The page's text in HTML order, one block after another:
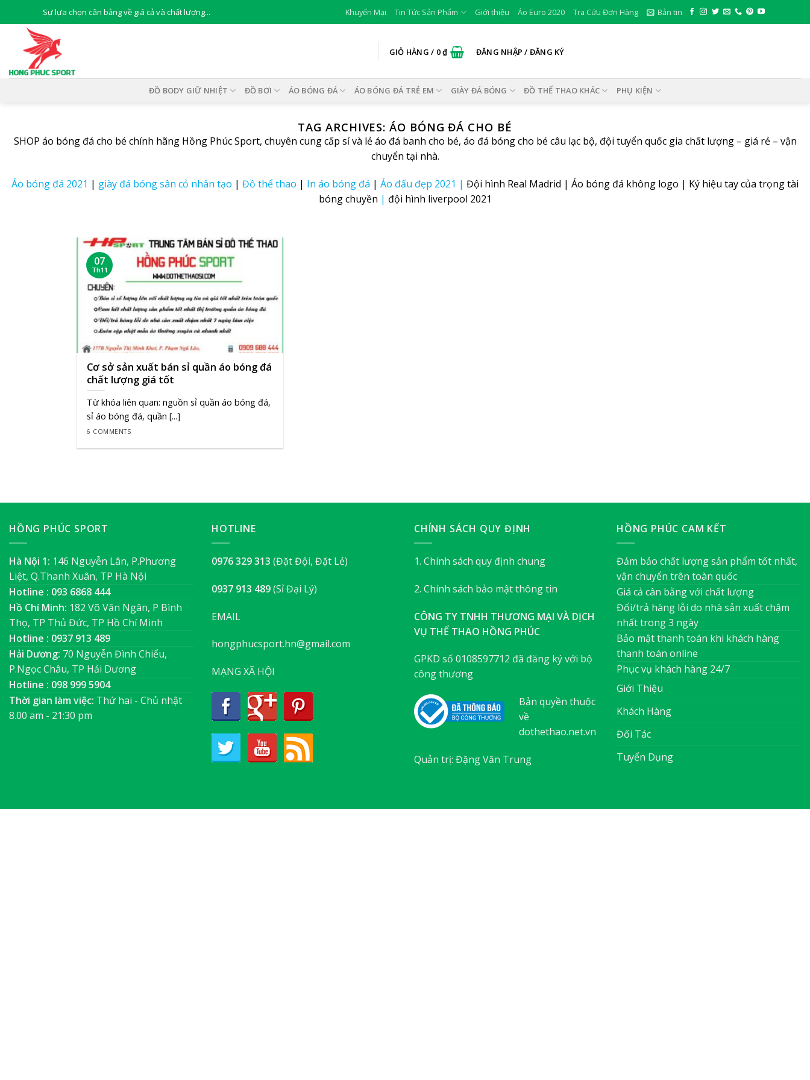
to
content
Sự lựa chọn cân bằng về giá cả và chất lượng... Khuyến Mại Tin Tức Sản Phẩm Giới thiệu Áo Euro 2020 Tra Cứu Đơn Hàng Bản tin
GIỎ HÀNG / 0₫ ĐĂNG NHẬP / ĐĂNG KÝ
ĐỒ BODY GIỮ NHIỆT ĐỒ BƠI ÁO BÓNG ĐÁ ÁO BÓNG ĐÁ TRẺ EM GIÀY ĐÁ BÓNG ĐỒ THỂ THAO KHÁC PHỤ KIỆN
TAG ARCHIVES:ÁO BÓNG ĐÁ CHO BÉ
SHOP áo bóng đá cho bé chính hãng Hồng Phúc Sport, chuyên cung cấp sỉ và lẻ áo đá banh cho bé, áo đá bóng cho bé câu lạc bộ, đội tuyển quốc gia chất lượng – giá rẻ – vận
chuyển tại nhà.
Áo bóng đá 2021 | giày đá bóng sân cỏ nhân tạo | Đồ thể thao | In áo bóng đá | Áo đấu đẹp 2021 | Đội hình Real Madrid | Áo bóng đá không logo | Ký hiệu tay của trọng tài
bóng chuyền | đội hình liverpool 2021
Cơ sở sản xuất bán sỉ quần áo bóng đá
chất lượng giá tốt
Từ khóa liên quan: nguồn sỉ quần áo bóng đá,
sỉ áo bóng đá, quần [...]
6 COMMENTS
07
Th11
HỒNG PHÚC SPORT
Hà Nội 1: 146 Nguyễn Lân, P.Phương
Liệt, Q.Thanh Xuân, TP Hà Nội
Hotline : 093 6868 444
Hồ Chí Minh: 182 Võ Văn Ngân, P Bình
Thọ, TP Thủ Đức, TP Hồ Chí Minh
Hotline : 0937 913 489
Hải Dương: 70 Nguyễn Đình Chiểu,
P.Ngọc Châu, TP Hải Dương
Hotline : 098 999 5904
Thời gian làm việc: Thứ hai - Chủ nhật
8.00 am - 21:30 pm
HOTLINE
0976 329 313 (Đặt Đội, Đặt Lẻ)
0937 913 489(Sỉ Đại Lý)
EMAIL
hongphucsport.hn@gmail.com
MẠNG XÃ HỘI
CHÍNH SÁCH QUY ĐỊNH
1. Chính sách quy định chung
2. Chính sách bảo mật thông tin
CÔNG TY TNHH THƯƠNG MẠI VÀ DỊCH
VỤ THỂ THAO HỒNG PHÚC
GPKD số 0108597712 đã đăng ký với bộ
công thương
Bản quyền thuộc
về
dothethao.net.vn
Quản trị: Đặng Văn Trung
HỒNG PHÚC CAM KẾT
Đảm bảo chất lượng sản phẩm tốt nhất,
vận chuyển trên toàn quốc
Giá cả cân bằng với chất lượng
Đổi/trả hàng lỗi do nhà sản xuất chậm
nhất trong 3 ngày
Bảo mật thanh toán khi khách hàng
thanh toán online
Phục vụ khách hàng 24/7
Giới Thiệu
Khách Hàng
Đối Tác
Tuyển Dụng